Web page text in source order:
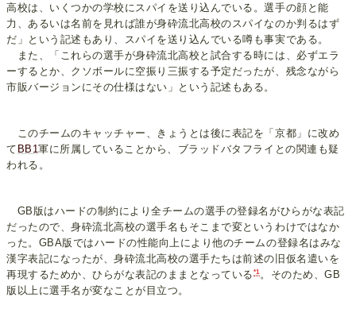
高校は、いくつかの学校にスパイを送り込んでいる。選手の顔と能
力、あるいは名前を見れば誰が身砕流北高校のスパイなのか判るはず
だ」という記述もあり、スパイを送り込んでいる噂も事実である。
また、「これらの選手が身砕流北高校と試合する時には、必ずエラ
ーするとか、クソボールに空振り三振する予定だったが、残念ながら
市販バージョンにその仕様はない」という記述もある。
このチームのキャッチャー、きょうとは後に表記を「京都」に改め
て BB1軍に所属していることから、ブラッドバタフライとの関連も疑
われる。
GB版はハードの制約により全チームの選手の登録名がひらがな表記
だったので、身砕流北高校の選手名もそこまで変というわけではなか
った。GBA版ではハードの性能向上により他のチームの登録名はみな
漢字表記になったが、身砕流北高校の選手たちは前述の旧仮名遣いを
再現するためか、ひらがな表記のままとなっている *1。そのため、GB
版以上に選手名が変なことが目立つ。